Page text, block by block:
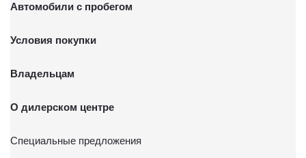
Автомобили с пробегом
Условия покупки
Владельцам
О дилерском центре
Специальные предложения